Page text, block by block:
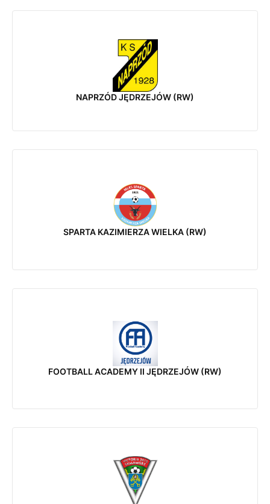
NAPRZÓD JĘDRZEJÓW (RW)
SPARTA KAZIMIERZA WIELKA (RW)
FOOTBALL ACADEMY II JĘDRZEJÓW (RW)